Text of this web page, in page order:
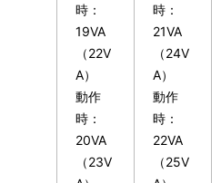
時：
19VA
（22V
A）
動作
時：
20VA
（23V
時：
21VA
（24V
A）
動作
時：
22VA
（25V